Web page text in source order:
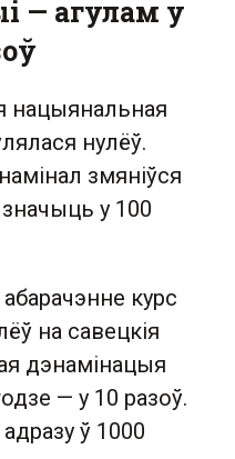
— агулам у
нацыянальная
нулёў.
змяніўся
у 100
курс
на савецкія
дэнамінацыя
— у 10 разоў.
ў 1000